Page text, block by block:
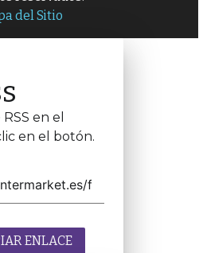
del Sitio
en el
en el botón.
ENLACE